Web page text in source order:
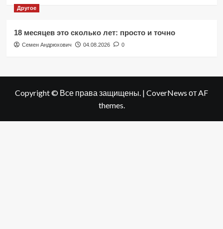
Другое
18 месяцев это сколько лет: просто и точно
Семен Андрюхович 04.08.2026 0
Copyright © Все права защищены. | CoverNews от AF
themes.